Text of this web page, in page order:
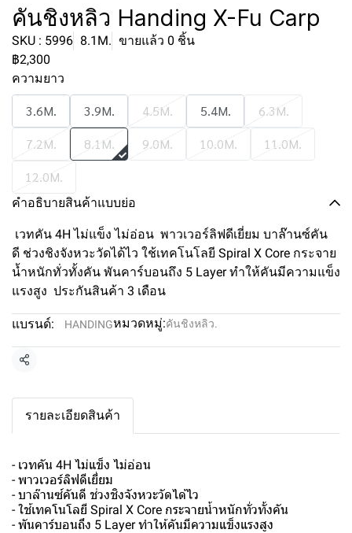
คันชิงหลิว Handing X-Fu Carp
SKU : 5996 8.1M. ขายแล้ว 0 ชิ้น
฿2,300
ความยาว
3.6M. 3.9M. 4.5M. 5.4M.
6.3M.
7.2M.
8.1M. 9.0M. 10.0M.
11.0M.
12.0M.
คำอธิบายสินค้าแบบย่อ
เวทคัน 4H ไม่แข็ง ไม่อ่อน พาวเวอร์ลิฟดีเยี่ยม บาล๊านซ์คัน
ดี ช่วงชิงจังหวะวัดได้ไว ใช้เทคโนโลยี Spiral X Core กระจาย
น้ำหนักทั่วทั้งคัน พันคาร์บอนถึง 5 Layer ทำให้คันมีความแข็ง
แรงสูง ประกันสินค้า 3 เดือน
แบรนด์: HANDINGหมวดหมู่:คันชิงหลิว.
แชร์
รายละเอียดสินค้า
- เวทคัน 4H ไม่แข็ง ไม่อ่อน
- พาวเวอร์ลิฟดีเยี่ยม
- บาล๊านซ์คันดี ช่วงชิงจังหวะวัดได้ไว
- ใช้เทคโนโลยี Spiral X Core กระจายน้ำหนักทั่วทั้งคัน
- พันคาร์บอนถึง 5 Layer ทำให้คันมีความแข็งแรงสูง